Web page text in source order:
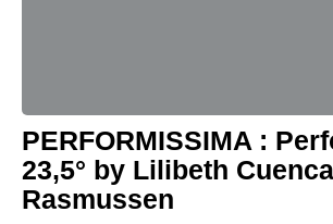
PERFORMISSIMA :
23,5° by Lilibeth Cuenca
Rasmussen